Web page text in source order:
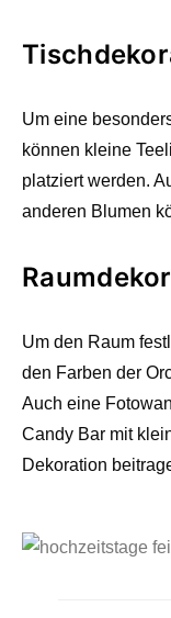
Um eine
können kleine
platziert werden.
anderen Blumen
Um den Raum
den Farben der
Auch eine
Candy Bar mit
Dekoration